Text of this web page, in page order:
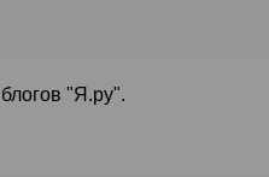
"Я.ру".